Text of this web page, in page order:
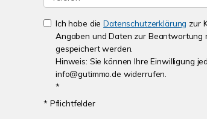
Ich habe dieDatenschutzerklärung zur
Angaben und Daten zur Beantwortung
gespeichert werden.
Hinweis: Sie können Ihre Einwilligung
info@gutimmo.de widerrufen.
*
* Pflichtfelder